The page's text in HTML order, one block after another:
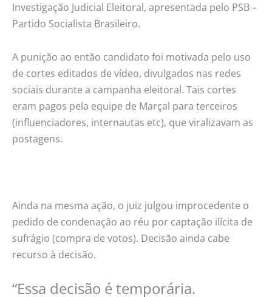
Investigação Judicial Eleitoral, apresentada pelo PSB –
Partido Socialista Brasileiro.
A punição ao então candidato foi motivada pelo uso
de cortes editados de vídeo, divulgados nas redes
sociais durante a campanha eleitoral. Tais cortes
eram pagos pela equipe de Marçal para terceiros
(influenciadores, internautas etc), que viralizavam as
postagens.
Ainda na mesma ação, o juiz julgou improcedente o
pedido de condenação ao réu por captação ilícita de
sufrágio (compra de votos). Decisão ainda cabe
recurso à decisão.
“Essa decisão é temporária.